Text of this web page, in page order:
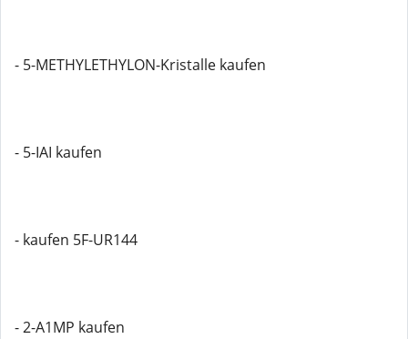
- 5-METHYLETHYLON-Kristalle kaufen
- 5-IAI kaufen
- kaufen 5F-UR144
- 2-A1MP kaufen